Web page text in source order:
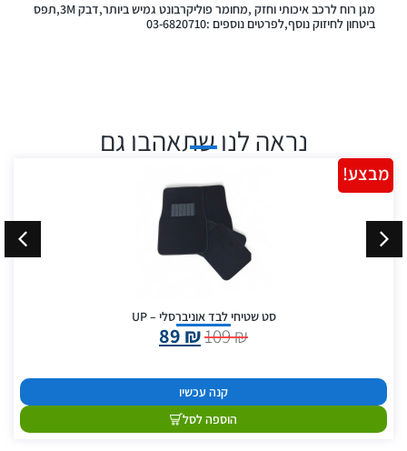
מגן רוח לרכב איכותי וחזק ,מחומר פוליקרבונט גמיש ביותר,דבק 3M,תפס
ביטחון לחיזוק נוסף,לפרטים נוספים :03-6820710
נראה לנו שתאהבו גם
סט שטיחי לבד אוניברסלי – UP
109₪
89 ₪
קנה עכשיו
הוספה לסל
מבצע!